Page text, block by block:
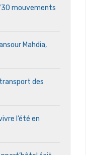
mouvements
Mahdia,
des
l’été en